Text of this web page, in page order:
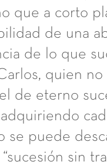
que a corto
de una
de lo que
quien no
de eterno
se puede
sin